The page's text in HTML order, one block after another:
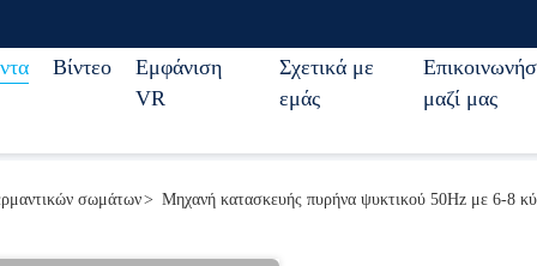
Βίντεο
Εμφάνιση
VR
Σχετικά με
εμάς
μαζί μας
σωμάτων> Μηχανή κατασκευής πυρήνα ψυκτικού 50Hz με 6-8